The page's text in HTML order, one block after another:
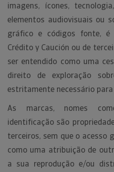
imagens, ícones,
elementos audiovisuais ou
gráfico e códigos fonte, é
Crédito y Caución ou de
ser entendido como uma
direito de exploração
estritamente necessário
As marcas, nomes
identificação são
terceiros, sem que o acesso
como uma atribuição de
a sua reprodução e/ou